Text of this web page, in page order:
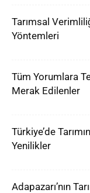
Tarımsal
Yöntemleri
Tüm Yorumlara
Merak Edilenler
Türkiye’de
Yenilikler
Adapazarı’nın